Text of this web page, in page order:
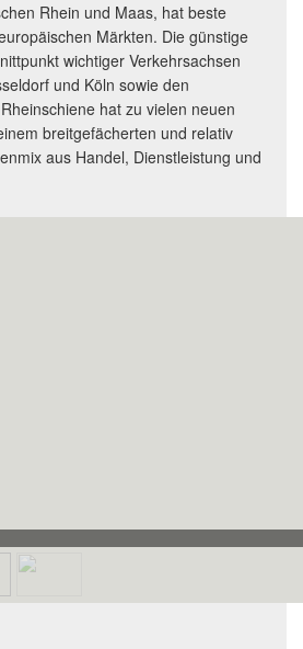
Rhein und Maas, hat beste
Märkten. Die günstige
wichtiger Verkehrsachsen
und Köln sowie den
hat zu vielen neuen
breitgefächerten und relativ
aus Handel, Dienstleistung und